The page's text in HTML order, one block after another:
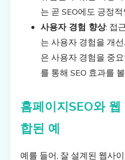
는 곧 SEO에도 긍정
사용자 경험 향상: 접
는 사용자 경험을 개
은 사용자 경험을 중
를 통해 SEO 효과를
홈페이지SEO와
합된 예
예를 들어, 잘 설계된 웹사